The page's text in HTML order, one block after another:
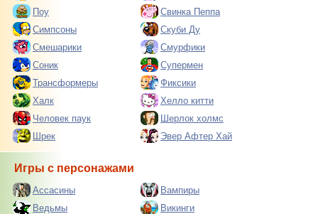
Поу
Свинка Пеппа
Симпсоны
Скуби Ду
Смешарики
Смурфики
Соник
Супермен
Трансформеры
Фиксики
Халк
Хелло китти
Человек паук
Шерлок холмс
Шрек
Эвер Афтер Хай
Игры с персонажами
Ассасины
Вампиры
Ведьмы
Викинги